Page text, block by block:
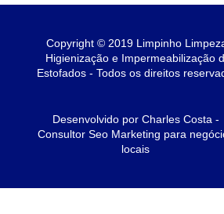
Copyright © 2019 Limpinho
Higienização e Impermeabilização
Estofados - Todos os direitos
Desenvolvido por Charles Costa -
Consultor Seo Marketing para
locais